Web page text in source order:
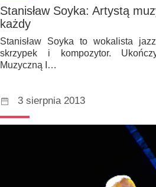
Stanisław Soyka: Artystą
każdy
Stanisław Soyka to wokalista
skrzypek i kompozytor.
Muzyczną I…
3 sierpnia 2013